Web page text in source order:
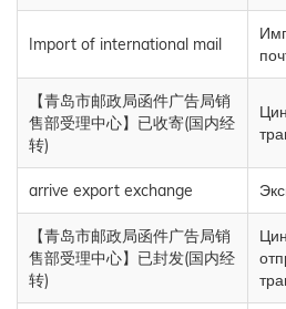
Import of international mail
【青岛市邮政局函件广告局销
售部受理中心】已收寄(国内经
转)
arrive export exchange
【青岛市邮政局函件广告局销
售部受理中心】已封发(国内经
转)